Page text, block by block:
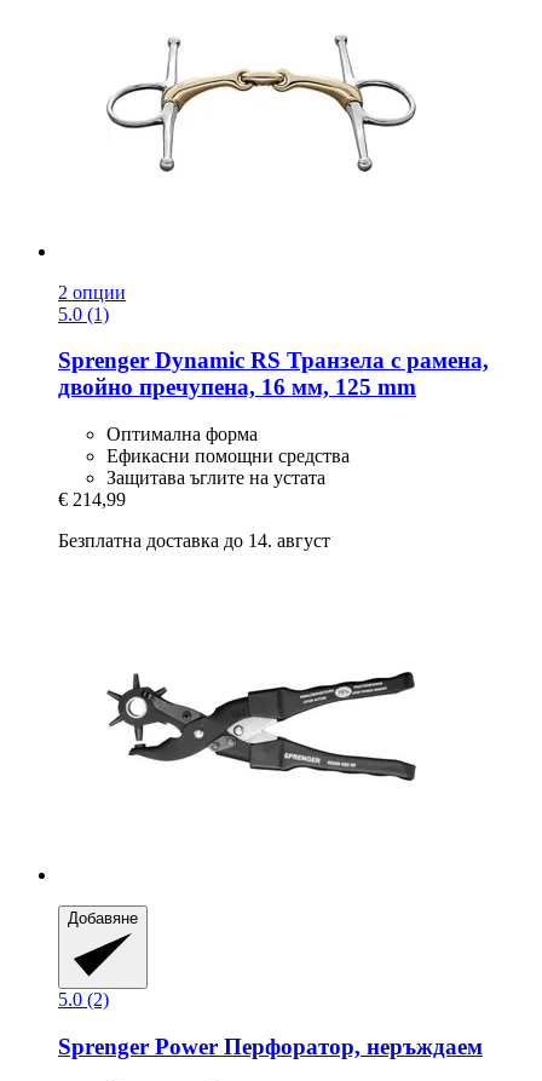
2 опции
5.0 (1)
Sprenger Dynamic RS Транзела с рамена,
двойно пречупена, 16 мм, 125 mm
Оптимална форма
Ефикасни помощни средства
Защитава ъглите на устата
€ 214,99
Безплатна доставка до 14. август
Добавяне
5.0 (2)
Sprenger Power Перфоратор, неръждаем